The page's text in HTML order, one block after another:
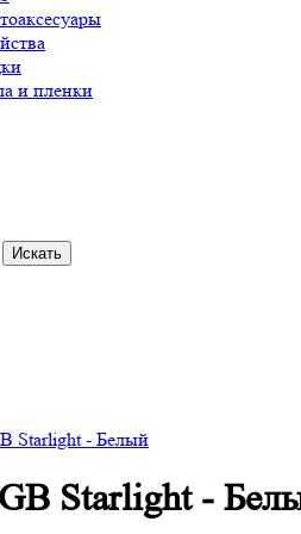
и пленки
Starlight - Белый
Starlight -